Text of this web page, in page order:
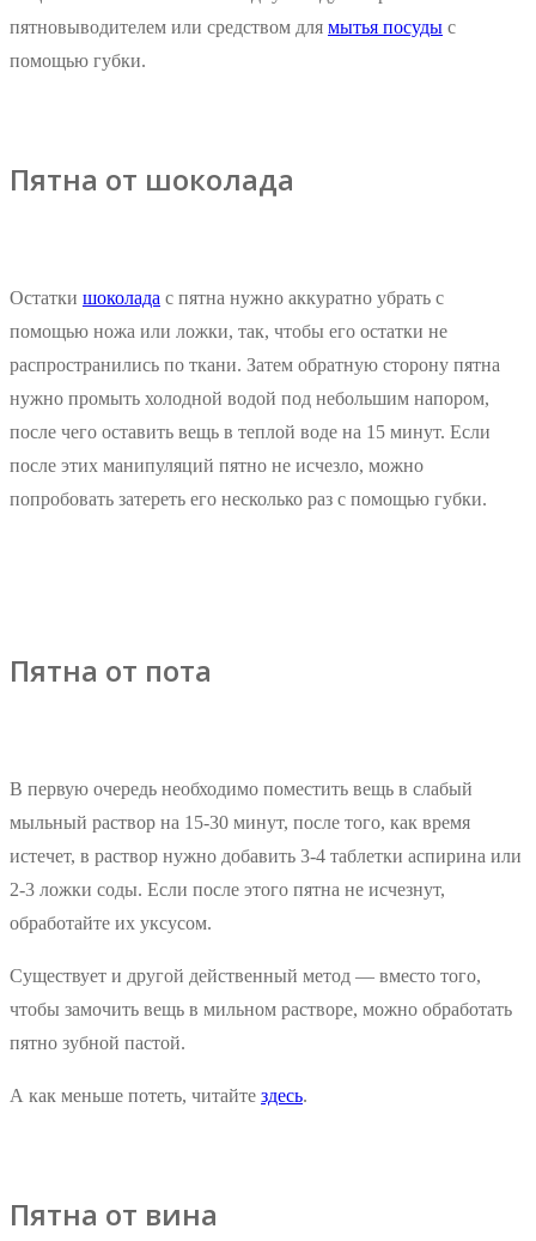
пятновыводителем или средством для мытья посуды с
помощью губки.
Пятна от шоколада
Остатки шоколада с пятна нужно аккуратно убрать с
помощью ножа или ложки, так, чтобы его остатки не
распространились по ткани. Затем обратную сторону пятна
нужно промыть холодной водой под небольшим напором,
после чего оставить вещь в теплой воде на 15 минут. Если
после этих манипуляций пятно не исчезло, можно
попробовать затереть его несколько раз с помощью губки.
Пятна от пота
В первую очередь необходимо поместить вещь в слабый
мыльный раствор на 15-30 минут, после того, как время
истечет, в раствор нужно добавить 3-4 таблетки аспирина или
2-3 ложки соды. Если после этого пятна не исчезнут,
обработайте их уксусом.
Существует и другой действенный метод — вместо того,
чтобы замочить вещь в мильном растворе, можно обработать
пятно зубной пастой.
А как меньше потеть, читайте здесь.
Пятна от вина